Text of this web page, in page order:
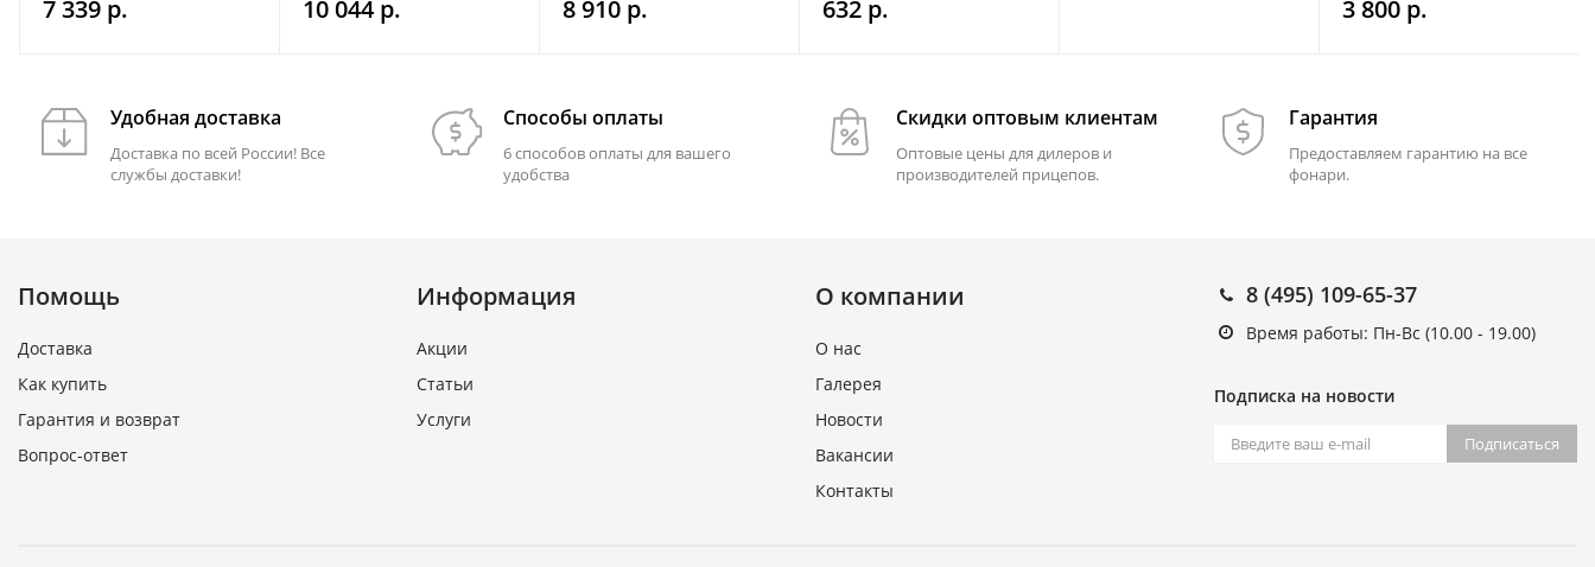
2500 лм на магнитном
7 339 р.
герметичном чехле
10 044 р. 8 910 р. 632 р. 3 800 р.
Удобная доставка
Доставка по всей России! Все
службы доставки!
Способы оплаты
6 способов оплаты для вашего
удобства
Скидки оптовым клиентам
Оптовые цены для дилеров и
производителей прицепов.
Гарантия
Предоставляем гарантию на все
фонари.
Помощь
Доставка
Как купить
Гарантия и возврат
Вопрос-ответ
Информация
Акции
Статьи
Услуги
О компании
О нас
Галерея
Новости
Вакансии
Контакты
8 (495) 109-65-37
Время работы: Пн-Вс (10.00 - 19.00)
Подписка на новости
Подписаться